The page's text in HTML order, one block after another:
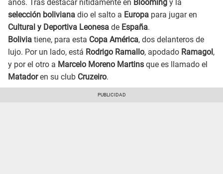
años. Tras destacar nítidamente en Blooming y la
selección boliviana dio el salto a Europa para jugar en
Cultural y Deportiva Leonesa de España.
Bolivia tiene, para esta Copa América, dos delanteros de
lujo. Por un lado, está Rodrigo Ramallo, apodado Ramagol,
y por el otro a Marcelo Moreno Martins que es llamado el
Matadoren su club Cruzeiro.